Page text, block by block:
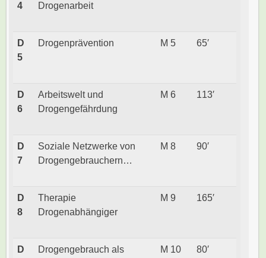
4
Drogenarbeit
D
5
Drogenprävention M 5 65′
D
6
Arbeitswelt und
Drogengefährdung
M 6 113′
D
7
Soziale Netzwerke von
Drogengebrauchern…
M 8 90′
D
8
Therapie
Drogenabhängiger
M 9 165′
D
Drogengebrauch als
M 10 80′